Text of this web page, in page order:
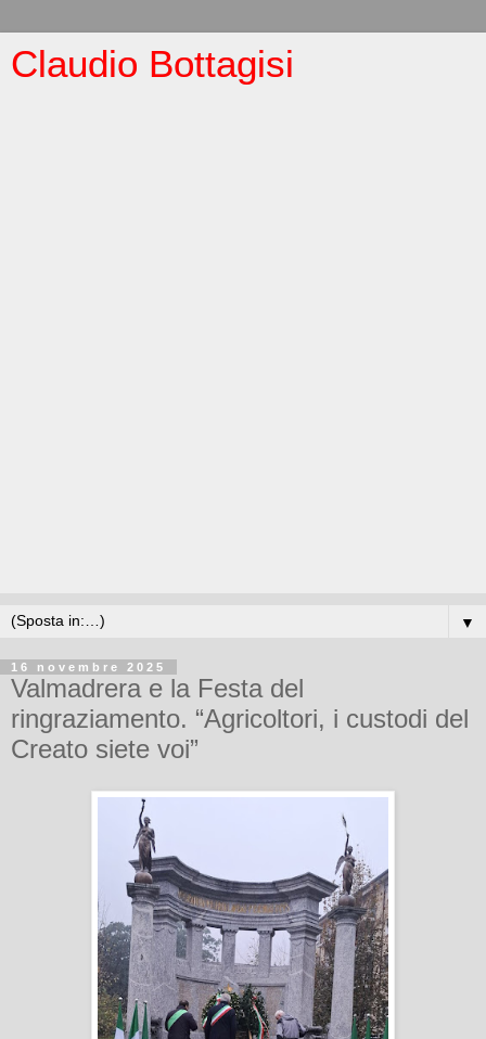
Claudio Bottagisi
▼
16 novembre 2025
Valmadrera e la Festa del
ringraziamento. “Agricoltori, i custodi del
Creato siete voi”